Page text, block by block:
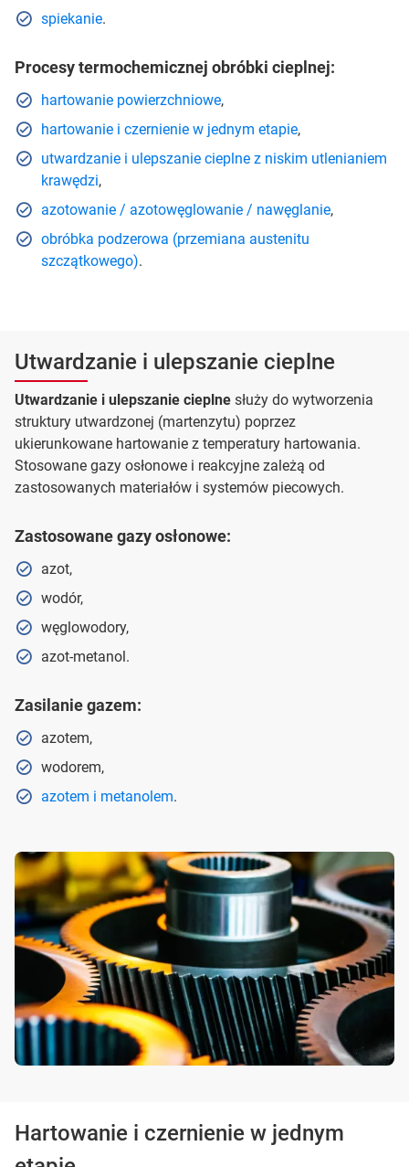
spiekanie.
Procesy termochemicznej obróbki cieplnej:
hartowanie powierzchniowe,
hartowanie i czernienie w jednym etapie,
utwardzanie i ulepszanie cieplne z niskim utlenianiem
krawędzi,
azotowanie / azotowęglowanie / nawęglanie,
obróbka podzerowa (przemiana austenitu
szczątkowego).
Utwardzanie i ulepszanie cieplne
Utwardzanie i ulepszanie cieplne służy do wytworzenia
struktury utwardzonej (martenzytu) poprzez
ukierunkowane hartowanie z temperatury hartowania.
Stosowane gazy osłonowe i reakcyjne zależą od
zastosowanych materiałów i systemów piecowych.
Zastosowane gazy osłonowe:
azot,
wodór,
węglowodory,
azot-metanol.
Zasilanie gazem:
azotem,
wodorem,
azotem i metanolem.
Hartowanie i czernienie w jednym